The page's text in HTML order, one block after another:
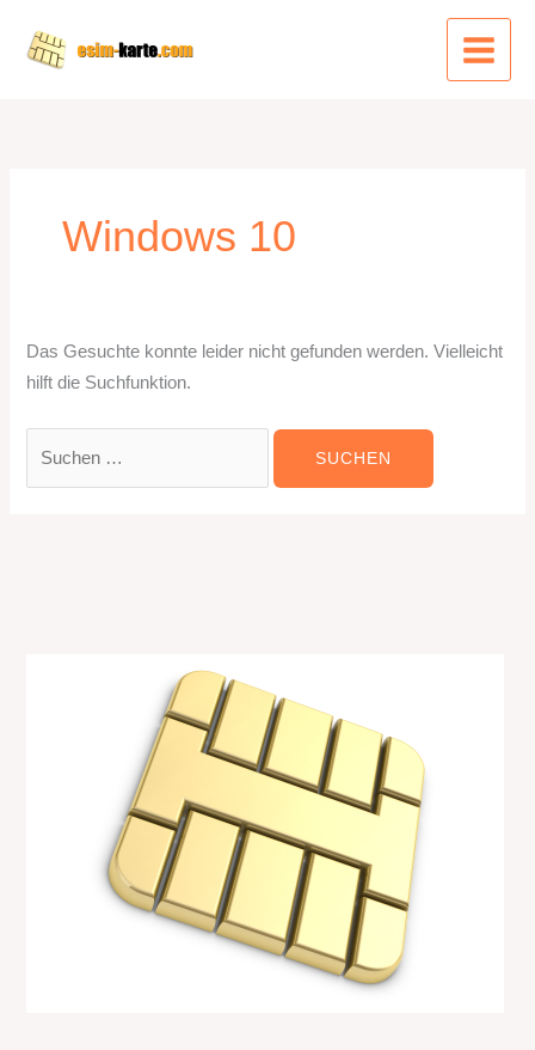
Inhalt
Windows 10
Das Gesuchte konnte leider nicht gefunden werden. Vielleicht
hilft die Suchfunktion.